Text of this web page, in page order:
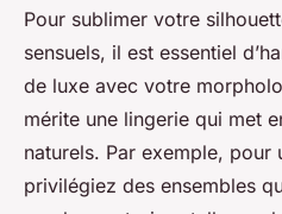
Pour sublimer votre
sensuels, il est essentiel
de luxe avec votre
mérite une lingerie qui met
naturels. Par exemple, pour
privilégiez des ensembles